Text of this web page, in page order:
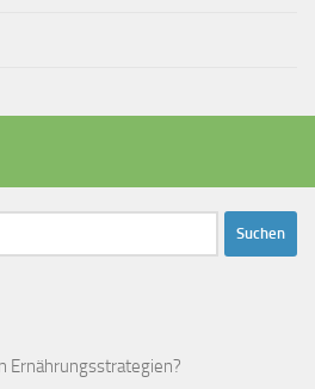
Ernährungsstrategien?